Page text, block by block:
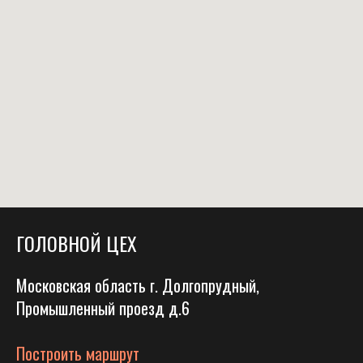
ГОЛОВНОЙ ЦЕХ
Московская область г. Долгопрудный,
Промышленный проезд д.6
Построить маршрут